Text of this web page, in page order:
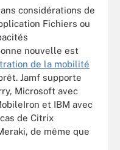
considérations de
Fichiers ou
nouvelle est
de la mobilité
Jamf supporte
Microsoft avec
et IBM avec
de Citrix
de même que